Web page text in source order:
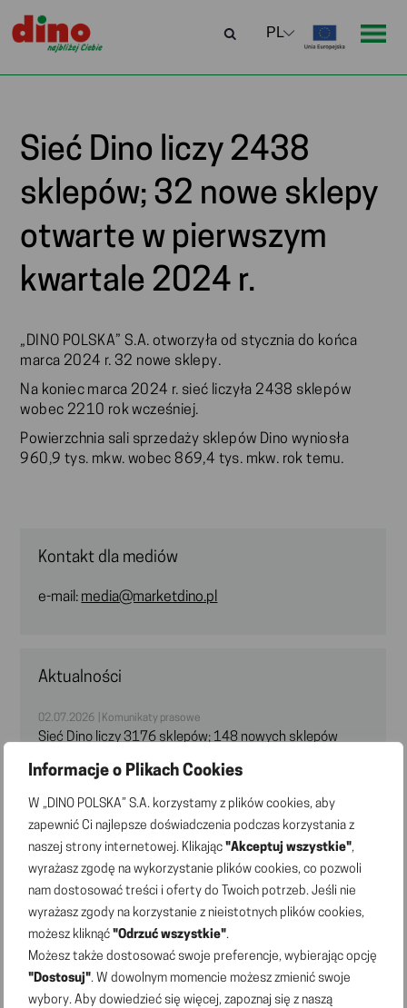
Informacje o Plikach Cookies
W „DINO POLSKA” S.A. korzystamy z plików cookies, aby
zapewnić Ci najlepsze doświadczenia podczas korzystania z
naszej strony internetowej. Klikając "Akceptuj wszystkie",
wyrażasz zgodę na wykorzystanie plików cookies, co pozwoli
nam dostosować treści i oferty do Twoich potrzeb. Jeśli nie
wyrażasz zgody na korzystanie z nieistotnych plików cookies,
możesz kliknąć "Odrzuć wszystkie".
Możesz także dostosować swoje preferencje, wybierając opcję
"Dostosuj". W dowolnym momencie możesz zmienić swoje
wybory. Aby dowiedzieć się więcej, zapoznaj się z naszą
Sieć Dino liczy 2438
sklepów; 32 nowe sklepy
otwarte w pierwszym
kwartale 2024 r.
„DINO POLSKA” S.A. otworzyła od stycznia do końca
marca 2024 r. 32 nowe sklepy.
Na koniec marca 2024 r. sieć liczyła 2438 sklepów
wobec 2210 rok wcześniej.
Powierzchnia sali sprzedaży sklepów Dino wyniosła
960,9 tys. mkw. wobec 869,4 tys. mkw. rok temu.
Kontakt dla mediów
e-mail: media@marketdino.pl
Aktualności
02.07.2026 | Komunikaty prasowe
Sieć Dino liczy 3176 sklepów; 148 nowych sklepów
otwartych w pierwszym półroczu 2026 r.
22.06.2026 | Raporty bieżące
Raport bieżący nr 7/2026 – Treść uchwał podjętych
przez Zwyczajne Walne Zgromadzenie „DINO POLSKA”
S.A. w dniu 22 czerwca 2026 r.
22.06.2026 | Raporty bieżące
Raport bieżący nr 6/2026 – Wykaz akcjonariuszy
posiadających co najmniej 5% liczby głosów
na Zwyczajnym Walnym Zgromadzeniu „DINO POLSKA”